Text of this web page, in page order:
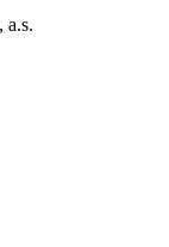
a.s.